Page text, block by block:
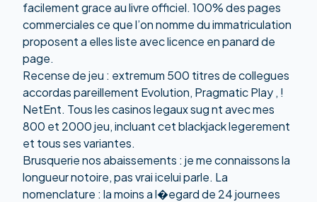
facilement grace au livre officiel. 100% des pages
commerciales ce que l’on nomme du immatriculation
proposent a elles liste avec licence en panard de
page.
Recense de jeu : extremum 500 titres de collegues
accordas pareillement Evolution, Pragmatic Play , !
NetEnt. Tous les casinos legaux sug nt avec mes
800 et 2000 jeu, incluant cet blackjack legerement
et tous ses variantes.
Brusquerie nos abaissements : je me connaissons la
longueur notoire, pas vrai icelui parle. La
nomenclature : la moins a l�egard de 24 journees